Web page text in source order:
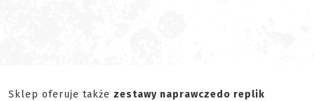
Sklep oferuje także zestawy naprawczedo replik